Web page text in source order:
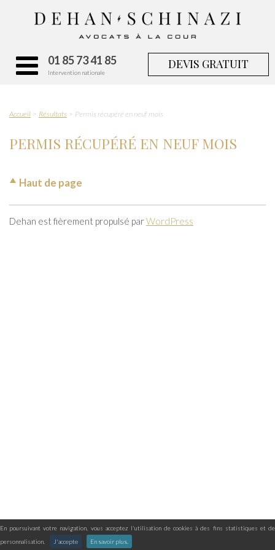
En poursuivant votre navigation, vous acceptez l'utilisation de cookies à des fins statistiques et de
personnalisation.
J'accepte En savoir plus.
01 85 73 41 85
Intervention nationale
DEVIS GRATUIT
Accueil Résultats Permis récupéré en neuf mois
PERMIS RÉCUPÉRÉ EN NEUF MOIS
Haut de page
Dehan est fièrement propulsé parWordPress